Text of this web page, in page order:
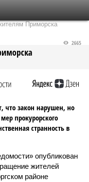
Приморска
2665
что закон нарушен, но
прокурорского
странность в
опубликован
жителей
районе